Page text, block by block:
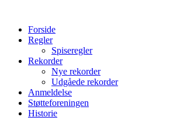
indholdForside
Regler
Spiseregler
Rekorder
Nye rekorder
Udgåede rekorder
Anmeldelse
Støtteforeningen
Historie